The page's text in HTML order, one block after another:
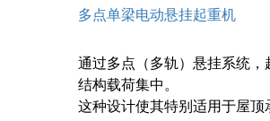
多点单梁电动悬挂起重机
通过多点（多轨）悬挂系统
结构载荷集中。
这种设计使其特别适用于屋顶